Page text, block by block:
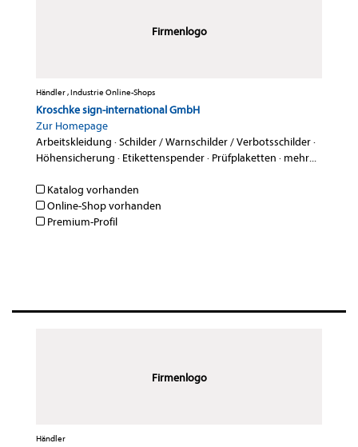
Firmenlogo
Händler , Industrie Online-Shops
Kroschke sign-international GmbH
Zur Homepage
Arbeitskleidung ·Schilder / Warnschilder / Verbotsschilder·
Höhensicherung · Etikettenspender· Prüfplaketten · mehr...
Katalog vorhanden
Online-Shop vorhanden
Premium-Profil
Firmenlogo
Händler